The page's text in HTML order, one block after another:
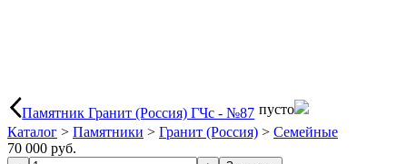
Памятник Гранит (Россия) ГЧс - №87 пусто
Каталог > Памятники > Гранит (Россия) > Семейные
70 000 руб.